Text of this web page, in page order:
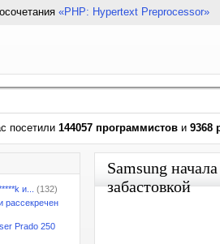
«PHP: Hypertext Preprocessor»
посетили 144057 программистов и 9368
и...
(132)
рассекречен
Prado 250
Samsung
забастовкой